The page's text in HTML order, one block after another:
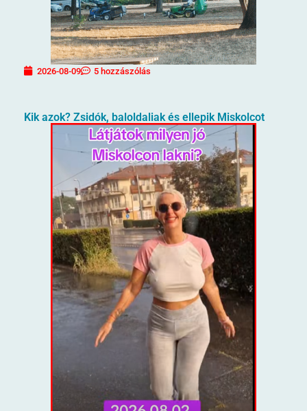
2026-08-09 5 hozzászólás
Kik azok? Zsidók, baloldaliak és ellepik Miskolcot